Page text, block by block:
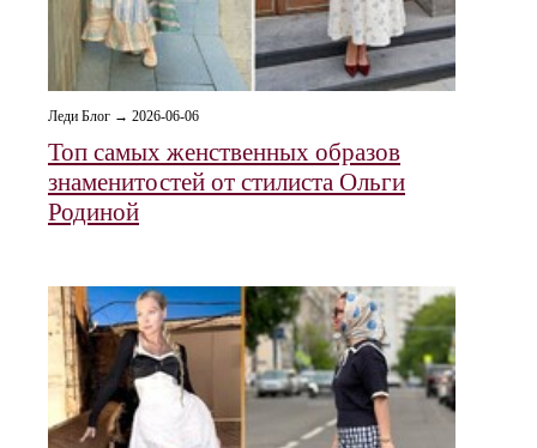
Леди Блог → 2026-06-06
Топ самых женственных образов
знаменитостей от стилиста Ольги
Родиной